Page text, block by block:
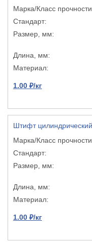
1.00 ₽/кг
Штифт цилиндрический
1.00 ₽/кг